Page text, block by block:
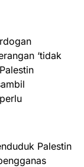
‘tidak
Palestin